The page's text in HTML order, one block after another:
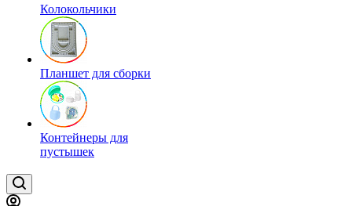
Колокольчики
Планшет для сборки
Контейнеры для
пустышек